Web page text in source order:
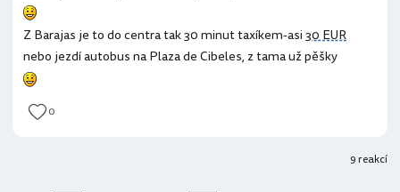
Z Barajas je to do centra tak 30 minut taxíkem-asi30 EUR
nebo jezdí autobus na Plaza de Cibeles, z tama už pěšky
0
9 reakcí